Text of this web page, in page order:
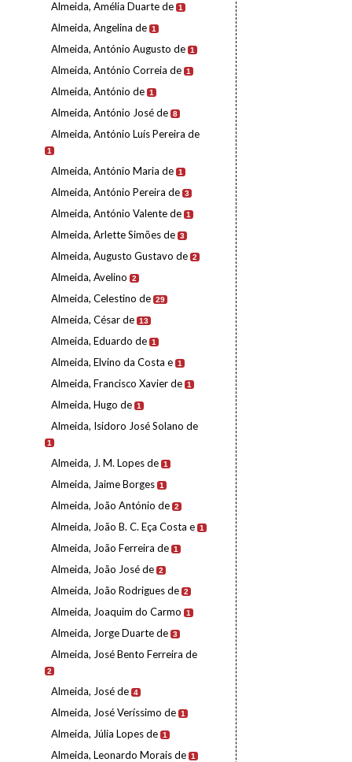
Almeida, Amélia Duarte de 1
Almeida, Angelina de 1
Almeida, António Augusto de 1
Almeida, António Correia de 1
Almeida, António de 1
Almeida, António José de 8
Almeida, António Luís Pereira de
1
Almeida, António Maria de 1
Almeida, António Pereira de 3
Almeida, António Valente de 1
Almeida, Arlette Simões de 3
Almeida, Augusto Gustavo de 2
Almeida, Avelino 2
Almeida, Celestino de 29
Almeida, César de 13
Almeida, Eduardo de 1
Almeida, Elvino da Costa e 1
Almeida, Francisco Xavier de 1
Almeida, Hugo de 1
Almeida, Isidoro José Solano de
1
Almeida, J. M. Lopes de 1
Almeida, Jaime Borges 1
Almeida, João António de 2
Almeida, João B. C. Eça Costa e 1
Almeida, João Ferreira de 1
Almeida, João José de 2
Almeida, João Rodrigues de 2
Almeida, Joaquim do Carmo 1
Almeida, Jorge Duarte de 3
Almeida, José Bento Ferreira de
2
Almeida, José de 4
Almeida, José Veríssimo de 1
Almeida, Júlia Lopes de 1
Almeida, Leonardo Morais de 1